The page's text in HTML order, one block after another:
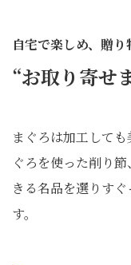
自宅で楽しめ、贈り
“お取り寄せ
まぐろは加工して
ぐろを使った削り
きる名品を選りすぐ
す。